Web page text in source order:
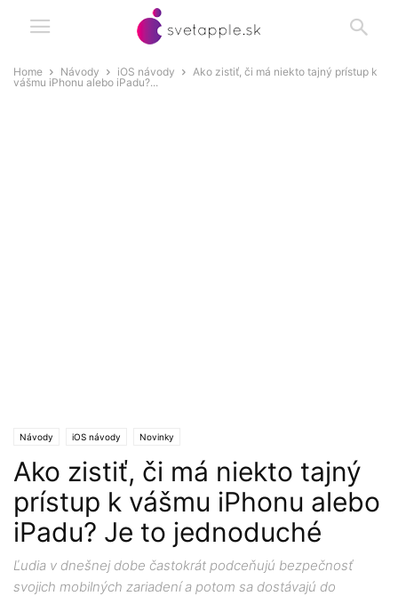
Home Návody iOS návody
Ako zistiť, či má niekto tajný prístup k
vášmu iPhonu alebo iPadu?...
Návody iOS návody Novinky
Ako zistiť, či má niekto tajný
prístup k vášmu iPhonu alebo
iPadu? Je to jednoduché
Ľudia v dnešnej dobe častokrát podceňujú bezpečnosť
svojich mobilných zariadení a potom sa dostávajú do